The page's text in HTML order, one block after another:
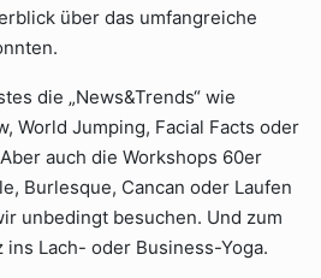
über das umfangreiche
die „News&Trends“ wie
World Jumping, Facial Facts oder
auch die Workshops 60er
Burlesque, Cancan oder Laufen
unbedingt besuchen. Und zum
Lach- oder Business-Yoga.